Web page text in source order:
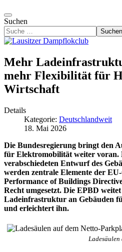
Suchen
Suchen
Mehr
mehr Flexibilität für
Wirtschaft
Details
Kategorie: Deutschlandweit
18. Mai 2026
Die Bundesregierung bringt den
für Elektromobilität weiter voran.
verabschiedeten Entwurf des
werden zentrale Elemente der
Performance of Buildings
Recht umgesetzt. Die EPBD
Ladeinfrastruktur an Gebäuden
und erleichtert ihn.